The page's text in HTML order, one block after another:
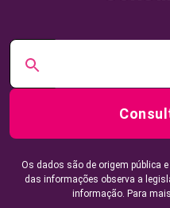
Os dados são de origem pública
das informações observa a
informação. Para